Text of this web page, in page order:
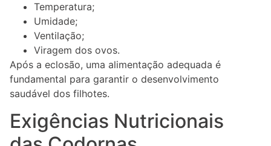
Temperatura;
Umidade;
Ventilação;
Viragem dos ovos.
Após a eclosão, uma alimentação adequada é
fundamental para garantir o desenvolvimento
saudável dos filhotes.
Exigências Nutricionais